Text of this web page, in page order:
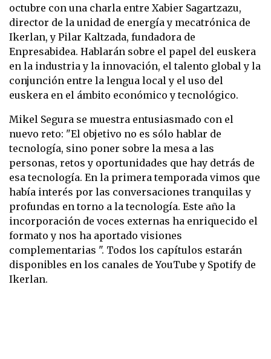
octubre con una charla entre Xabier Sagartzazu,
director de la unidad de energía y mecatrónica de
Ikerlan, y Pilar Kaltzada, fundadora de
Enpresabidea. Hablarán sobre el papel del euskera
en la industria y la innovación, el talento global y la
conjunción entre la lengua local y el uso del
euskera en el ámbito económico y tecnológico.
Mikel Segura se muestra entusiasmado con el
nuevo reto: "El objetivo no es sólo hablar de
tecnología, sino poner sobre la mesa a las
personas, retos y oportunidades que hay detrás de
esa tecnología. En la primera temporada vimos que
había interés por las conversaciones tranquilas y
profundas en torno a la tecnología. Este año la
incorporación de voces externas ha enriquecido el
formato y nos ha aportado visiones
complementarias ". Todos los capítulos estarán
disponibles en los canales de YouTube y Spotify de
Ikerlan.